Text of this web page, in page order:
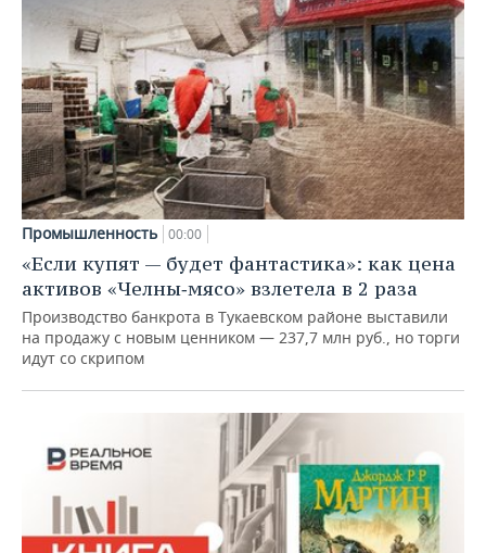
Промышленность 00:00
«Если купят — будет фантастика»: как цена
активов «Челны‑мясо» взлетела в 2 раза
Производство банкрота в Тукаевском районе выставили
на продажу с новым ценником — 237,7 млн руб., но торги
идут со скрипом